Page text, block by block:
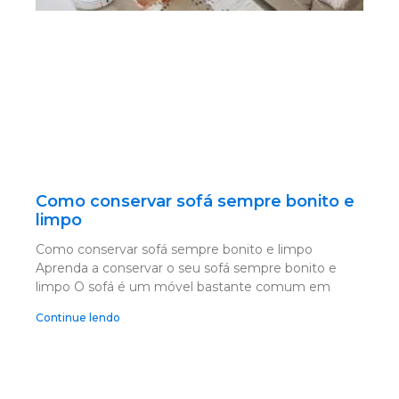
Como conservar sofá sempre bonito e
limpo
Como conservar sofá sempre bonito e limpo
Aprenda a conservar o seu sofá sempre bonito e
limpo O sofá é um móvel bastante comum em
Continue lendo